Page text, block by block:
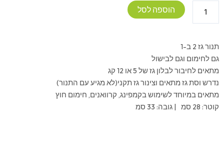
הוספה לסל
תנור גז 2 ב-1
גם לחימום וגם לבישול
מתאים לחיבור לבלון גז של 5 או 12 קג
נדרש וסת גז מתאים וצינור גז תקני(לא מגיע עם התנור)
מתאים במיוחד לשימוש בקמפינג, קרוואנים, חימום חוץ
קוטר: 28 סמ | גובה: 33 סמ